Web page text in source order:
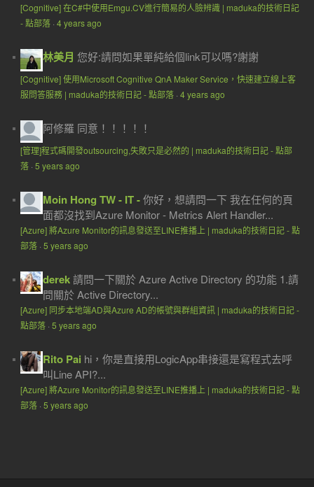
[Cognitive] 在C#中使用Emgu.CV進行簡易的人臉辨識 | maduka的技術日記
- 點部落· 4 years ago
林美月 您好:請問如果單純給個link可以嗎?謝謝
[Cognitive] 使用Microsoft Cognitive QnA Maker Service，快速建立線上客
服問答服務 | maduka的技術日記 - 點部落· 4 years ago
阿修羅 同意！！！！！
[管理]程式碼開發outsourcing,失敗只是必然的 | maduka的技術日記 - 點部
落· 5 years ago
Moin Hong TW - IT -你好，想請問一下 我在任何的頁
面都沒找到Azure Monitor - Metrics Alert Handler...
[Azure] 將Azure Monitor的訊息發送至LINE推播上 | maduka的技術日記 - 點
部落· 5 years ago
derek請問一下關於 Azure Active Directory 的功能 1.請
問關於 Active Directory...
[Azure] 同步本地端AD與Azure AD的帳號與群組資訊 | maduka的技術日記 -
點部落· 5 years ago
Rito Pai hi，你是直接用LogicApp串接還是寫程式去呼
叫Line API?...
[Azure] 將Azure Monitor的訊息發送至LINE推播上 | maduka的技術日記 - 點
部落· 5 years ago